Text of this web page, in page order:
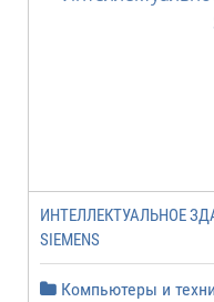
ИНТЕЛЛЕКТУАЛЬНОЕ
SIEMENS
Компьютеры и